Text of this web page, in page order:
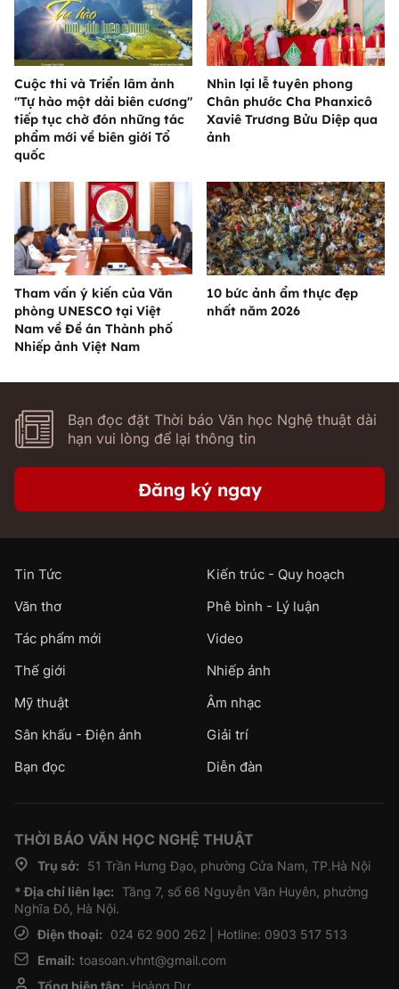
Cuộc thi và Triển lãm ảnh
"Tự hào một dải biên cương"
tiếp tục chờ đón những tác
phẩm mới về biên giới Tổ
quốc
Nhìn lại lễ tuyên phong
Chân phước Cha Phanxicô
Xaviê Trương Bửu Diệp qua
ảnh
Tham vấn ý kiến của Văn
phòng UNESCO tại Việt
Nam về Đề án Thành phố
Nhiếp ảnh Việt Nam
10 bức ảnh ẩm thực đẹp
nhất năm 2026
Bạn đọc đặt Thời báo Văn học Nghệ thuật dài
hạn vui lòng để lại thông tin
Đăng ký ngay
Tin Tức
Kiến trúc - Quy hoạch
Văn thơ
Phê bình - Lý luận
Tác phẩm mới
Video
Thế giới
Nhiếp ảnh
Mỹ thuật
Âm nhạc
Sân khấu - Điện ảnh
Giải trí
Bạn đọc
Diễn đàn
THỜI BÁO VĂN HỌC NGHỆ THUẬT
Trụ sở:
51 Trần Hưng Đạo, phường Cửa Nam, TP.Hà Nội
* Địa chỉ liên lạc: Tầng 7, số 66 Nguyễn Văn Huyên, phường
Nghĩa Đô, Hà Nội.
Điện thoại:
024 62 900 262 | Hotline: 0903 517 513
Email: toasoan.vhnt@gmail.com
Tổng biên tập:
Hoàng Dự